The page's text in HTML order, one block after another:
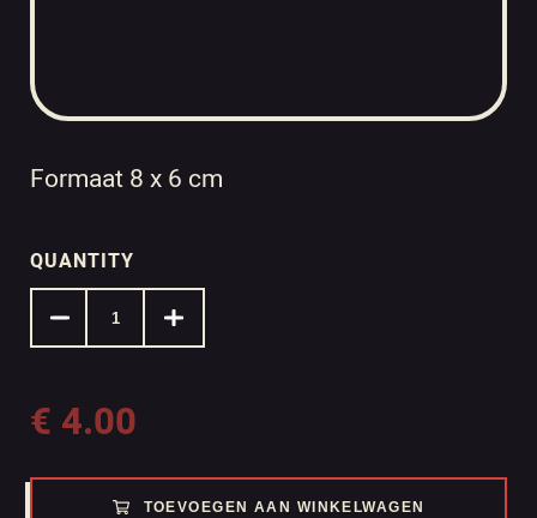
Formaat 8 x 6 cm
QUANTITY
€ 4.00
TOEVOEGEN AAN WINKELWAGEN